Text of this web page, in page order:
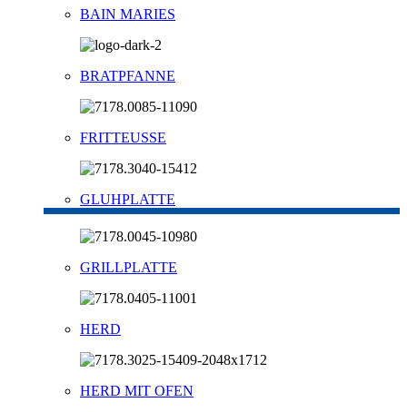
BAIN MARIES
BRATPFANNE
FRITTEUSSE
GLUHPLATTE
GRILLPLATTE
HERD
HERD MIT OFEN